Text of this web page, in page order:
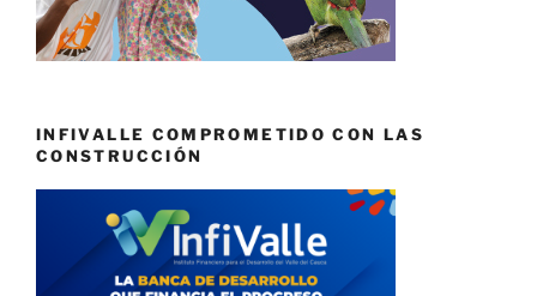
INFIVALLE COMPROMETIDO CON LAS
CONSTRUCCIÓN